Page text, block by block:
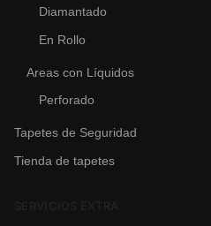
Diamantado
En Rollo
Areas con Líquidos
Perforado
Tapetes de Seguridad
Tienda de tapetes